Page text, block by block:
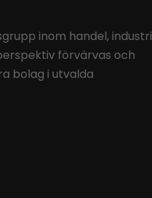
inom handel, industri
förvärvas och
bolag i utvalda